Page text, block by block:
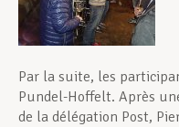
Par la suite, les
Pundel-Hoffelt. Après
de la délégation Post,